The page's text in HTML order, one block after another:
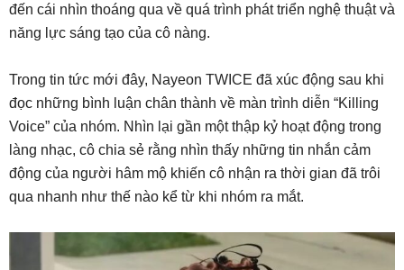
đến cái nhìn thoáng qua về quá trình phát triển nghệ thuật và
năng lực sáng tạo của cô nàng.
Trong tin tức mới đây, Nayeon TWICE đã xúc động sau khi
đọc những bình luận chân thành về màn trình diễn “Killing
Voice” của nhóm. Nhìn lại gần một thập kỷ hoạt động trong
làng nhạc, cô chia sẻ rằng nhìn thấy những tin nhắn cảm
động của người hâm mộ khiến cô nhận ra thời gian đã trôi
qua nhanh như thế nào kể từ khi nhóm ra mắt.